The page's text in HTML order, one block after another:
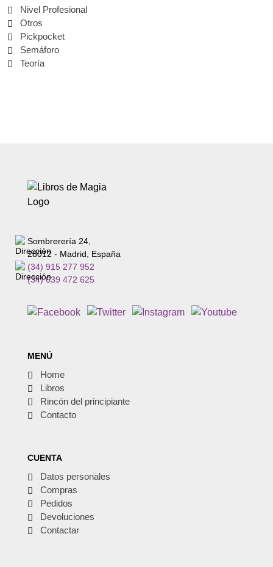
Nivel Profesional
Otros
Pickpocket
Semáforo
Teoría
Sombrerería 24,
28012 - Madrid, España
(34) 915 277 952
(34) 639 472 625
MENÚ
Home
Libros
Rincón del principiante
Contacto
CUENTA
Datos personales
Compras
Pedidos
Devoluciones
Contactar